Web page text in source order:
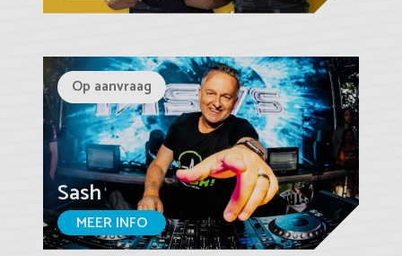
Op aanvraag
Sash
MEER INFO